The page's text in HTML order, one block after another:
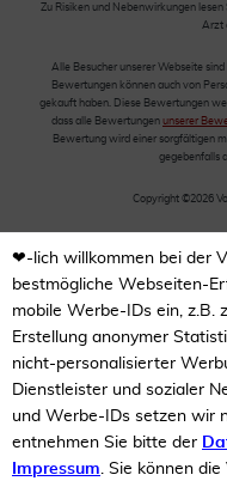
Zu Risiken und Nebenwirkungen
Arzt
Alle Besucher unserer Webseite
Bewertungen können auch von
gekauft haben. Diese Bewertungen
dass alle Bewertungen unserer
Bewertung wird einer sorgfältigen
gegebenfalls
Copyright ©2026
❤-lich willkommen bei der
bestmögliche Webseiten-
mobile Werbe-IDs ein, z.B.
Erstellung anonymer
nicht-personalisierter
Dienstleister und sozialer
und Werbe-IDs setzen wir
entnehmen Sie bitte der
Impressum. Sie können